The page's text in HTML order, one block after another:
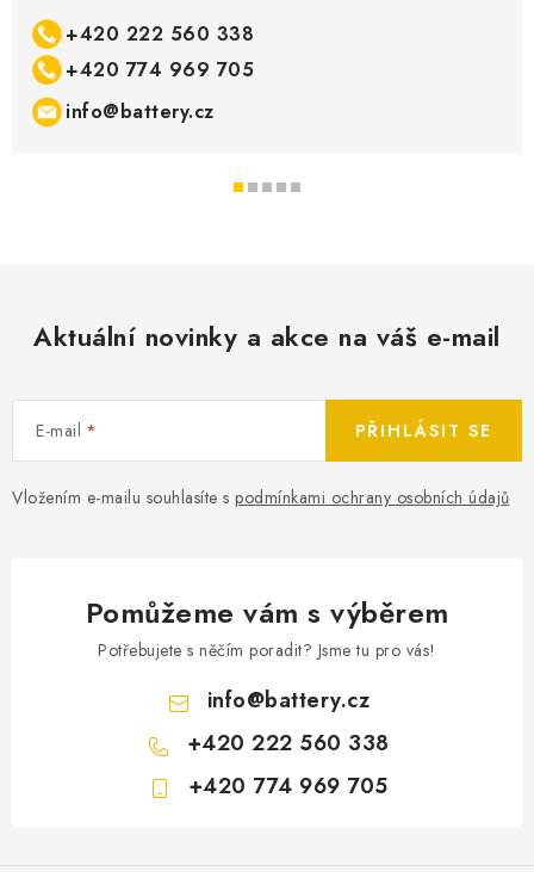
+420 222 560 338
+420 774 969 705
info@battery.cz
Aktuální novinky a akce na váš e-mail
E-mail
Vložením e-mailu souhlasíte s podmínkami ochrany osobních údajů
PŘIHLÁSIT SE
Pomůžeme vám s výběrem
Potřebujete s něčím poradit? Jsme tu pro vás!
info@battery.cz
+420 222 560 338
+420 774 969 705